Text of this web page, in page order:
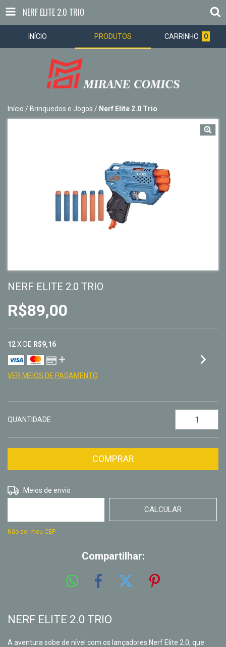
NERF ELITE 2.0 TRIO
INÍCIO PRODUTOS CARRINHO 0
Início / Brinquedos e Jogos / Nerf Elite 2.0 Trio
NERF ELITE 2.0 TRIO
R$89,00
12X DE R$9,16
VER MEIOS DE PAGAMENTO
QUANTIDADE
Entregas para o CEP:
Meios de envio
CALCULAR
Não sei meu CEP
Compartilhar:
NERF ELITE 2.0 TRIO
A aventura sobe de nível com os lançadores Nerf Elite 2.0, que